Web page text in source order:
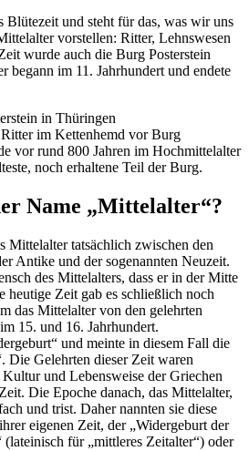
Blütezeit und steht für das, was wir uns
vorstellen: Ritter, Lehnswesen
wurde auch die Burg Posterstein
begann im 11. Jahrhundert und endete
im Kettenhemd vor Burg
vor rund 800 Jahren im Hochmittelalter
noch erhaltene Teil der Burg.
Name „Mittelalter“?
Mittelalter tatsächlich zwischen den
Antike und der sogenannten Neuzeit.
des Mittelalters, dass er in der Mitte
heutige Zeit gab es schließlich noch
das Mittelalter von den gelehrten
15. und 16. Jahrhundert.
und meinte in diesem Fall die
Die Gelehrten dieser Zeit waren
und Lebensweise der Griechen
Die Epoche danach, das Mittelalter,
und trist. Daher nannten sie diese
eigenen Zeit, der „Widergeburt der
(lateinisch für „mittleres Zeitalter“) oder